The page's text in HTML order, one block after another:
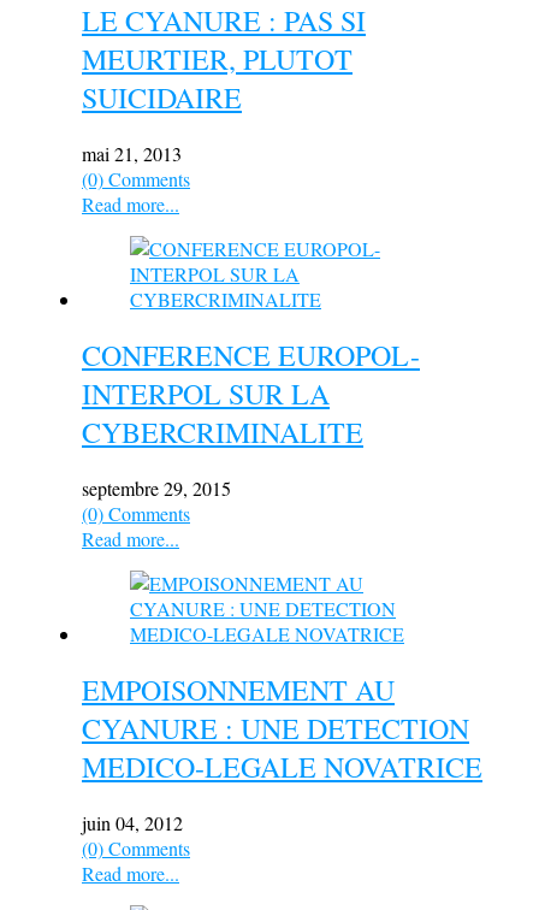
LE CYANURE : PAS SI
MEURTIER, PLUTOT
SUICIDAIRE
mai 21, 2013
(0) Comments
Read more...
CONFERENCE EUROPOL-
INTERPOL SUR LA
CYBERCRIMINALITE
septembre 29, 2015
(0) Comments
Read more...
EMPOISONNEMENT AU
CYANURE : UNE DETECTION
MEDICO-LEGALE NOVATRICE
juin 04, 2012
(0) Comments
Read more...